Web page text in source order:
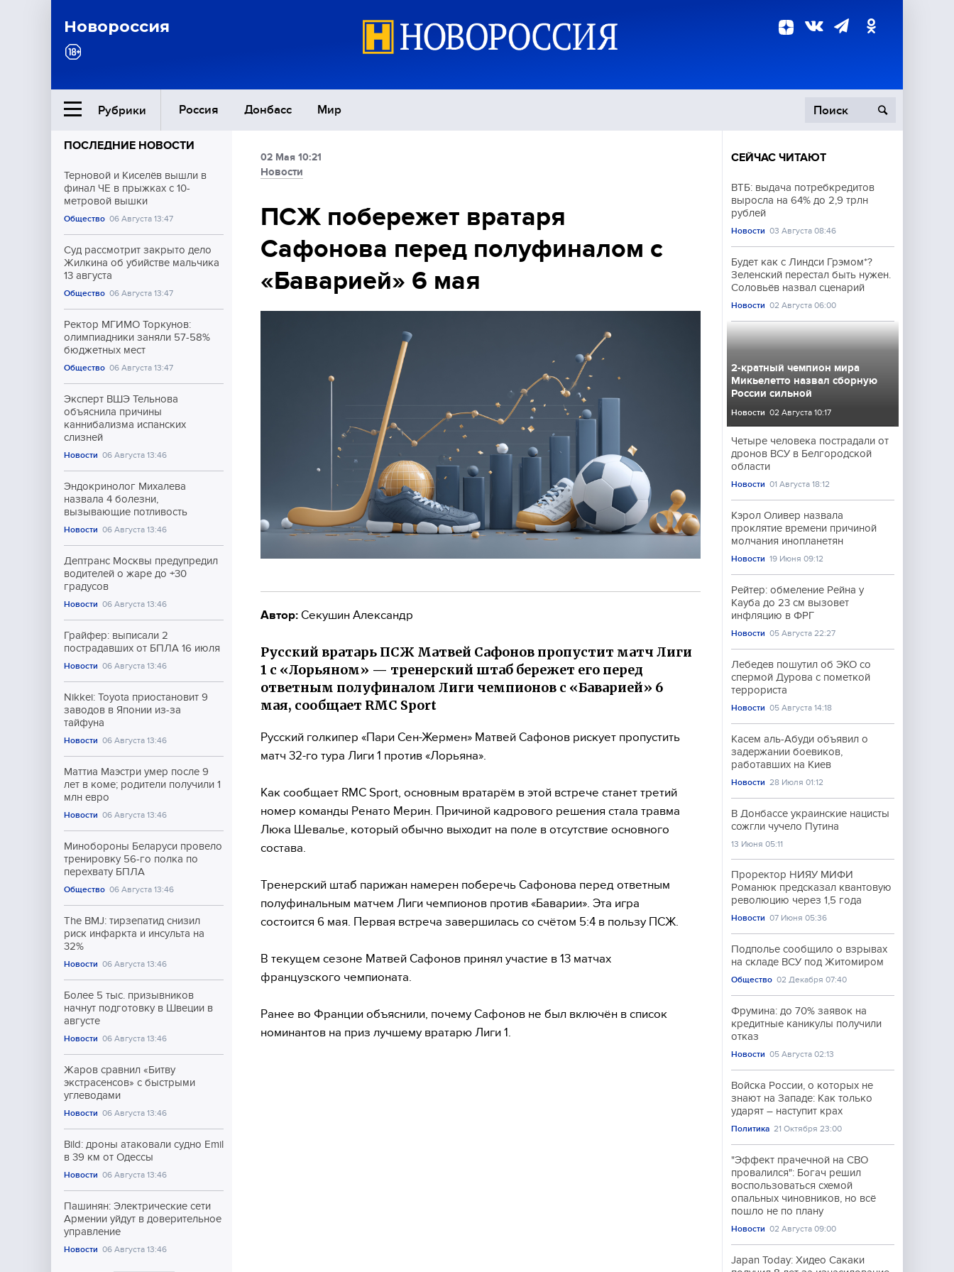
Новороссия
Рубрики Россия Донбасс Мир
Ближний Восток
Общество
Экономика
Происшествия
Культура
Спорт
ПОСЛЕДНИЕ НОВОСТИ
Терновой и Киселёв вышли в
финал ЧЕ в прыжках с 10-
метровой вышки
Общество 06 Августа 13:47
Суд рассмотрит закрыто дело
Жилкина об убийстве мальчика
13 августа
Общество 06 Августа 13:47
Ректор МГИМО Торкунов:
олимпиадники заняли 57-58%
бюджетных мест
Общество 06 Августа 13:47
Эксперт ВШЭ Тельнова
объяснила причины
каннибализма испанских
слизней
Новости 06 Августа 13:46
Эндокринолог Михалева
назвала 4 болезни,
вызывающие потливость
Новости 06 Августа 13:46
Дептранс Москвы предупредил
водителей о жаре до +30
градусов
Новости 06 Августа 13:46
Грайфер: выписали 2
пострадавших от БПЛА 16 июля
Новости 06 Августа 13:46
Nikkei: Toyota приостановит 9
заводов в Японии из-за
тайфуна
Новости 06 Августа 13:46
Маттиа Маэстри умер после 9
лет в коме; родители получили 1
млн евро
Новости 06 Августа 13:46
Минобороны Беларуси провело
тренировку 56-го полка по
перехвату БПЛА
Общество 06 Августа 13:46
The BMJ: тирзепатид снизил
риск инфаркта и инсульта на
32%
Новости 06 Августа 13:46
Более 5 тыс. призывников
начнут подготовку в Швеции в
августе
Новости 06 Августа 13:46
Жаров сравнил «Битву
экстрасенсов» с быстрыми
углеводами
Новости 06 Августа 13:46
Bild: дроны атаковали судно Emil
в 39 км от Одессы
Новости 06 Августа 13:46
Пашинян: Электрические сети
Армении уйдут в доверительное
управление
Новости 06 Августа 13:46
02 Мая 10:21
Новости
ПСЖ побережет вратаря
Сафонова перед полуфиналом с
«Баварией» 6 мая
Автор: Секушин Александр
Русский вратарь ПСЖ Матвей Сафонов пропустит матч Лиги
1 с «Лорьяном» — тренерский штаб бережет его перед
ответным полуфиналом Лиги чемпионов с «Баварией» 6
мая, сообщает RMC Sport
Русский голкипер «Пари Сен-Жермен» Матвей Сафонов рискует пропустить
матч 32-го тура Лиги 1 против «Лорьяна».
Как сообщает RMC Sport, основным вратарём в этой встрече станет третий
номер команды Ренато Мерин. Причиной кадрового решения стала травма
Люка Шевалье, который обычно выходит на поле в отсутствие основного
состава.
Тренерский штаб парижан намерен поберечь Сафонова перед ответным
полуфинальным матчем Лиги чемпионов против «Баварии». Эта игра
состоится 6 мая. Первая встреча завершилась со счётом 5:4 в пользу ПСЖ.
В текущем сезоне Матвей Сафонов принял участие в 13 матчах
французского чемпионата.
Ранее во Франции объяснили, почему Сафонов не был включён в список
номинантов на приз лучшему вратарю Лиги 1.
СЕЙЧАС ЧИТАЮТ
ВТБ: выдача потребкредитов
выросла на 64% до 2,9 трлн
рублей
Новости 03 Августа 08:46
Будет как с Линдси Грэмом*?
Зеленский перестал быть нужен.
Соловьёв назвал сценарий
Новости 02 Августа 06:00
2-кратный чемпион мира
Микьелетто назвал сборную
России сильной
Новости 02 Августа 10:17
Четыре человека пострадали от
дронов ВСУ в Белгородской
области
Новости 01 Августа 18:12
Кэрол Оливер назвала
проклятие времени причиной
молчания инопланетян
Новости 19 Июня 09:12
Рейтер: обмеление Рейна у
Кауба до 23 см вызовет
инфляцию в ФРГ
Новости 05 Августа 22:27
Лебедев пошутил об ЭКО со
спермой Дурова с пометкой
террориста
Новости 05 Августа 14:18
Касем аль-Абуди объявил о
задержании боевиков,
работавших на Киев
Новости 28 Июля 01:12
В Донбассе украинские нацисты
сожгли чучело Путина
13 Июня 05:11
Проректор НИЯУ МИФИ
Романюк предсказал квантовую
революцию через 1,5 года
Новости 07 Июня 05:36
Подполье сообщило о взрывах
на складе ВСУ под Житомиром
Общество 02 Декабря 07:40
Фрумина: до 70% заявок на
кредитные каникулы получили
отказ
Новости 05 Августа 02:13
Войска России, о которых не
знают на Западе: Как только
ударят – наступит крах
Политика 21 Октября 23:00
"Эффект прачечной на СВО
провалился": Богач решил
воспользоваться схемой
опальных чиновников, но всё
пошло не по плану
Новости 02 Августа 09:00
Japan Today: Хидео Сакаки